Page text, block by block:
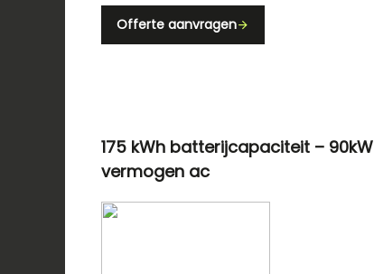
Offerte aanvragen
175 kWh batterijcapaciteit – 90kW
vermogen ac